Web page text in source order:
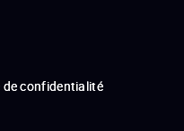
de confidentialité